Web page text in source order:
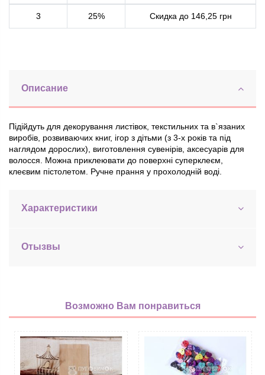
3 25% Скидка до 146,25 грн
Описание
Підійдуть для декорування листівок, текстильних та в`язаних
виробів, розвиваючих книг, ігор з дітьми (з 3-х років та під
наглядом дорослих), виготовлення сувенірів, аксесуарів для
волосся. Можна приклеювати до поверхні суперклеєм,
клеєвим пістолетом. Ручне прання у прохолодній воді.
Характеристики
Отызвы
Возможно Вам понравиться